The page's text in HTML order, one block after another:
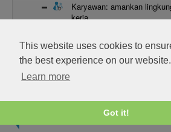
This website uses cookies to
the best experience on our website.
Learn more
Got it!
Karyawan: amankan
kerja
otomatisasi
Kondisi yang
perekrutan
rujukan
Talent